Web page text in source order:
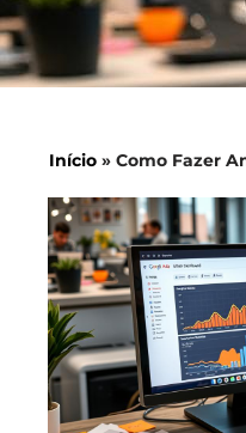
Início » Como Fazer